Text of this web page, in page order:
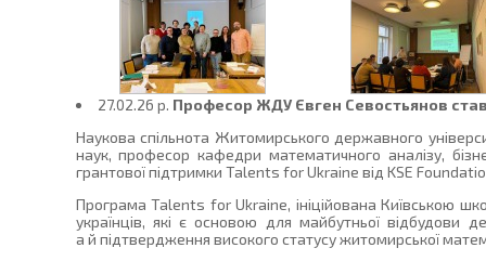
27.02.26 p. Професор ЖДУ Євген Севостьянов
Наукова спільнота Житомирського державного
наук, професор кафедри математичного аналізу,
грантової підтримки Talents for Ukraine від KSE
Програма Talents for Ukraine, ініційована Київською
українців, які є основою для майбутньої
а й підтвердження високого статусу житомирської